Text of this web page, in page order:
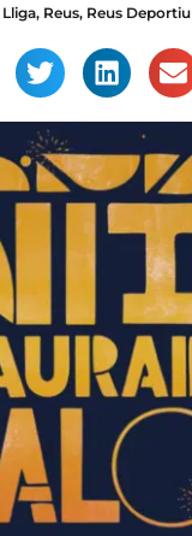
, Reus, Reus Deportiu